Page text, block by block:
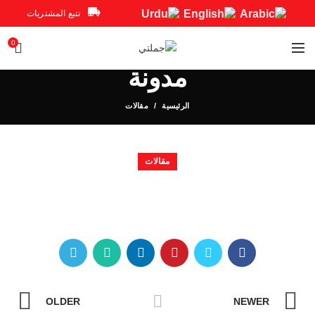
تتبع المشتريات
0
مدونة
الرئيسية مقالات
مقالات
NEWER
OLDER